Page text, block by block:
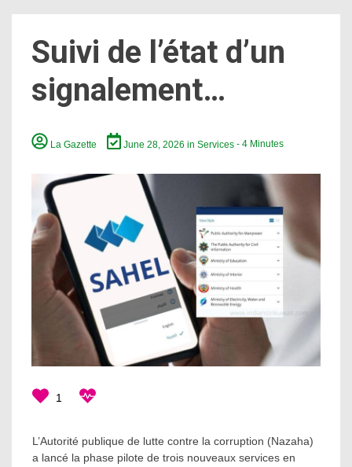
Suivi de l’état d’un
signalement…
La Gazette June 28, 2026inServices - 4 Minutes
1
L’Autorité publique de lutte contre la corruption (Nazaha)
a lancé la phase pilote de trois nouveaux services en